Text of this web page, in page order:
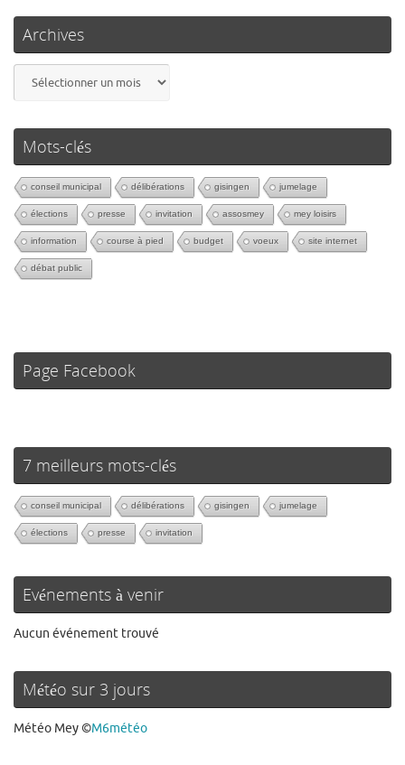
Archives
Mots-clés
conseil municipal délibérations gisingen jumelage
élections presse invitation assosmey mey loisirs
information course à pied budget voeux site internet
débat public
Page Facebook
7 meilleurs mots-clés
conseil municipal délibérations gisingen jumelage
élections presse invitation
Evénements à venir
Aucun événement trouvé
Météo sur 3 jours
Météo Mey ©M6météo